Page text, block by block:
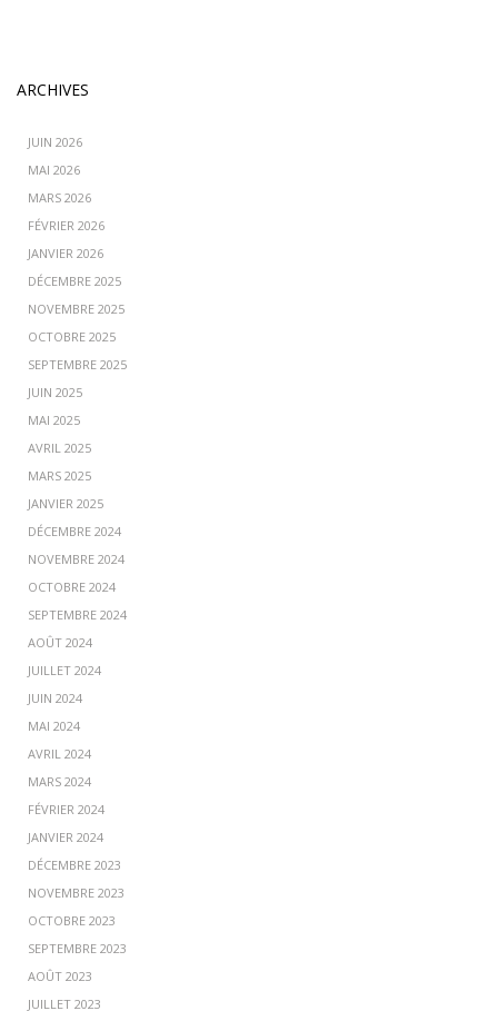
ARCHIVES
JUIN 2026
MAI 2026
MARS 2026
FÉVRIER 2026
JANVIER 2026
DÉCEMBRE 2025
NOVEMBRE 2025
OCTOBRE 2025
SEPTEMBRE 2025
JUIN 2025
MAI 2025
AVRIL 2025
MARS 2025
JANVIER 2025
DÉCEMBRE 2024
NOVEMBRE 2024
OCTOBRE 2024
SEPTEMBRE 2024
AOÛT 2024
JUILLET 2024
JUIN 2024
MAI 2024
AVRIL 2024
MARS 2024
FÉVRIER 2024
JANVIER 2024
DÉCEMBRE 2023
NOVEMBRE 2023
OCTOBRE 2023
SEPTEMBRE 2023
AOÛT 2023
JUILLET 2023